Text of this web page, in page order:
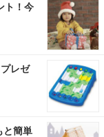
ト！今
レゼ
と簡単